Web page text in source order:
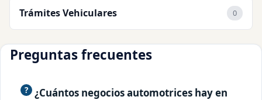
Trámites Vehiculares 0
Preguntas frecuentes
¿Cuántos negocios automotrices hay en